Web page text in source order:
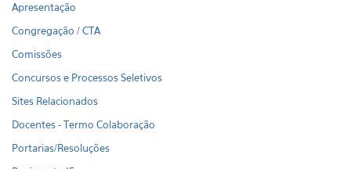
Apresentação
Congregação / CTA
Comissões
Concursos e Processos Seletivos
Sites Relacionados
Docentes - Termo Colaboração
Portarias/Resoluções